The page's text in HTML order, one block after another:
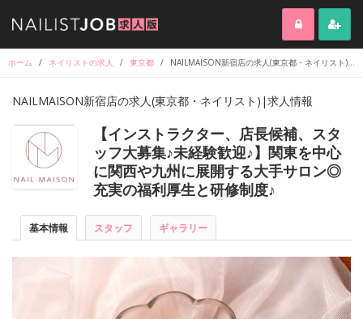
ホーム / ネイリストの求人 / 東京都 / NAILMAISON新宿店の求人(東京都・ネイリスト)|求人情報
NAILMAISON新宿店の求人(東京都・ネイリスト)|求人情報
【インストラクター、店長候補、スタ
ッフ大募集♪未経験歓迎♪】関東を中心
に関西や九州に展開する大手サロン◎
充実の福利厚生と研修制度♪
基本情報 スタッフ ギャラリー